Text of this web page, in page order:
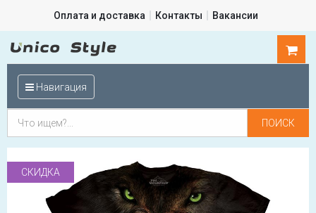
Оплата и доставка Контакты Вакансии
Навигация
СКИДКА